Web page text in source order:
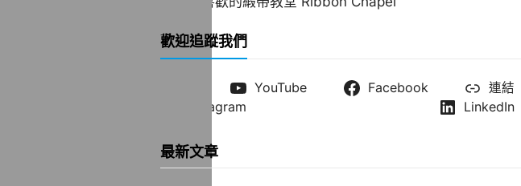
歡迎追蹤我們
YouTube Facebook
連結
Instagram
LinkedIn
最新文章